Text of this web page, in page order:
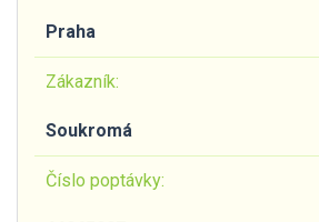
Praha
Zákazník:
Soukromá
Číslo poptávky: